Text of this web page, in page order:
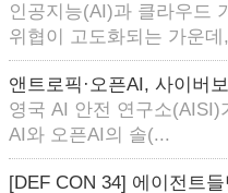
인공지능(AI)과 클라우드
위협이 고도화되는 가운
앤트로픽·오픈AI, 사이버
영국 AI 안전 연구소
AI와 오픈AI의 솔(...
[DEF CON 34] 에이전트